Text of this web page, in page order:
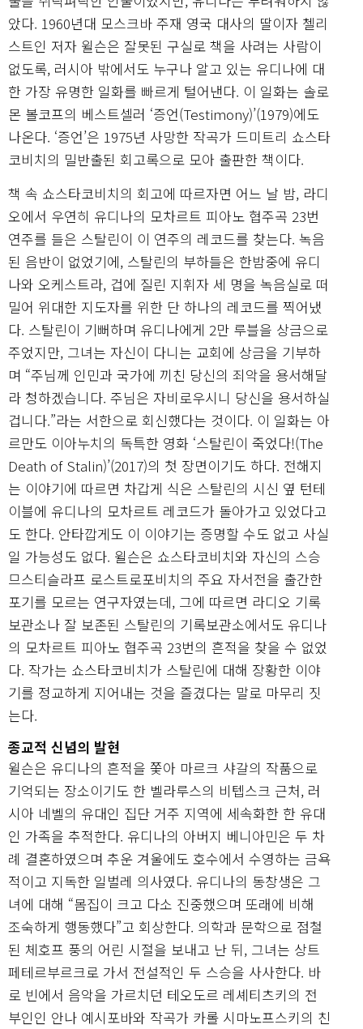
았다. 1960년대 모스크바 주재 영국 대사의 딸이자 첼리
스트인 저자 윌슨은 잘못된 구실로 책을 사려는 사람이
없도록, 러시아 밖에서도 누구나 알고 있는 유디나에 대
한 가장 유명한 일화를 빠르게 털어낸다. 이 일화는 솔로
몬 볼코프의 베스트셀러 ‘증언(Testimony)’(1979)에도
나온다. ‘증언’은 1975년 사망한 작곡가 드미트리 쇼스타
코비치의 밀반출된 회고록으로 모아 출판한 책이다.
책 속 쇼스타코비치의 회고에 따르자면 어느 날 밤, 라디
오에서 우연히 유디나의 모차르트 피아노 협주곡 23번
연주를 들은 스탈린이 이 연주의 레코드를 찾는다. 녹음
된 음반이 없었기에, 스탈린의 부하들은 한밤중에 유디
나와 오케스트라, 겁에 질린 지휘자 세 명을 녹음실로 떠
밀어 위대한 지도자를 위한 단 하나의 레코드를 찍어냈
다. 스탈린이 기뻐하며 유디나에게 2만 루블을 상금으로
주었지만, 그녀는 자신이 다니는 교회에 상금을 기부하
며 “주님께 인민과 국가에 끼친 당신의 죄악을 용서해달
라 청하겠습니다. 주님은 자비로우시니 당신을 용서하실
겁니다.”라는 서한으로 회신했다는 것이다. 이 일화는 아
르만도 이아누치의 독특한 영화 ‘스탈린이 죽었다!(The
Death of Stalin)’(2017)의 첫 장면이기도 하다. 전해지
는 이야기에 따르면 차갑게 식은 스탈린의 시신 옆 턴테
이블에 유디나의 모차르트 레코드가 돌아가고 있었다고
도 한다. 안타깝게도 이 이야기는 증명할 수도 없고 사실
일 가능성도 없다. 윌슨은 쇼스타코비치와 자신의 스승
므스티슬라프 로스트로포비치의 주요 자서전을 출간한
포기를 모르는 연구자였는데, 그에 따르면 라디오 기록
보관소나 잘 보존된 스탈린의 기록보관소에서도 유디나
의 모차르트 피아노 협주곡 23번의 흔적을 찾을 수 없었
다. 작가는 쇼스타코비치가 스탈린에 대해 장황한 이야
기를 정교하게 지어내는 것을 즐겼다는 말로 마무리 짓
는다.
종교적 신념의 발현
윌슨은 유디나의 흔적을 쫓아 마르크 샤갈의 작품으로
기억되는 장소이기도 한 벨라루스의 비텝스크 근처, 러
시아 네벨의 유대인 집단 거주 지역에 세속화한 한 유대
인 가족을 추적한다. 유디나의 아버지 베니아민은 두 차
례 결혼하였으며 추운 겨울에도 호수에서 수영하는 금욕
적이고 지독한 일벌레 의사였다. 유디나의 동창생은 그
녀에 대해 “몸집이 크고 다소 진중했으며 또래에 비해
조숙하게 행동했다”고 회상한다. 의학과 문학으로 점철
된 체호프 풍의 어린 시절을 보내고 난 뒤, 그녀는 상트
페테르부르크로 가서 전설적인 두 스승을 사사한다. 바
로 빈에서 음악을 가르치던 테오도르 레셰티츠키의 전
부인인 안나 예시포바와 작곡가 카롤 시마노프스키의 친